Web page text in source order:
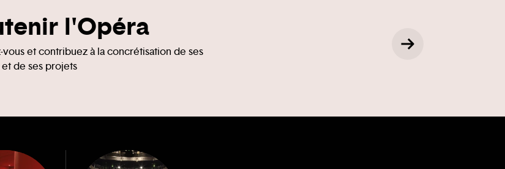
l'Opéra
vous et contribuez à la concrétisation de ses
et de ses projets